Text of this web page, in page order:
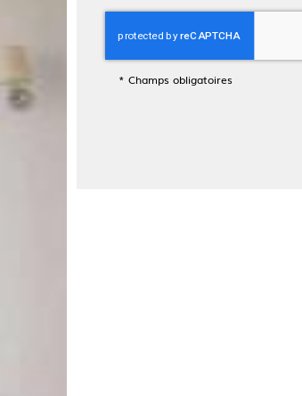
* Champs obligatoires